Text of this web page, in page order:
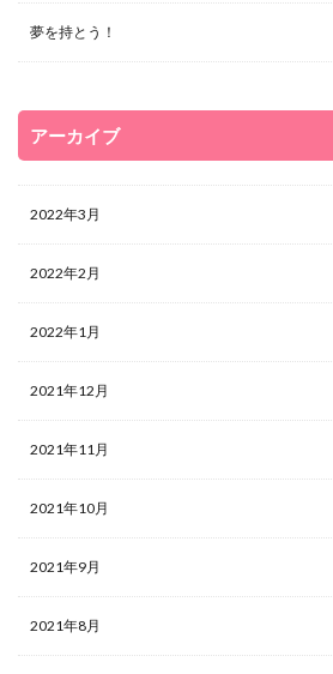
夢を持とう！
アーカイブ
2022年3月
2022年2月
2022年1月
2021年12月
2021年11月
2021年10月
2021年9月
2021年8月